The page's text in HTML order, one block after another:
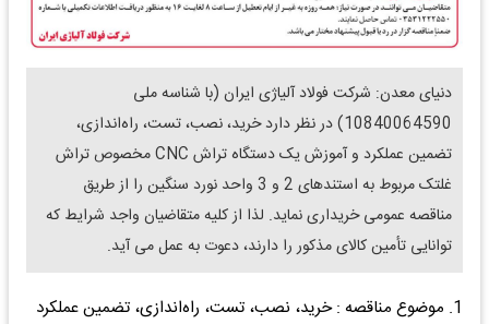
دنیای معدن: شرکت فولاد آلیاژی ایران (با شناسه ملی
10840064590) در نظر دارد خرید، نصب، تست، راه‌اندازی،
تضمین عملکرد و آموزش یک دستگاه تراش CNC مخصوص تراش
غلتک مربوط به استندهای 2 و 3 واحد نورد سنگین را از طریق
مناقصه عمومی خریداری نماید. لذا از کلیه متقاضیان واجد شرایط که
توانایی تأمین کالای مذکور را دارند، دعوت به عمل می آید.
1. موضوع مناقصه : خرید، نصب، تست، راه‌اندازی، تضمین عملکرد